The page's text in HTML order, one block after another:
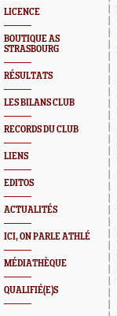
LICENCE
BOUTIQUE AS
STRASBOURG
RÉSULTATS
LES BILANS CLUB
RECORDS DU CLUB
LIENS
EDITOS
ACTUALITÉS
ICI, ON PARLE ATHLÉ
MÉDIATHÈQUE
QUALIFIÉ(E)S